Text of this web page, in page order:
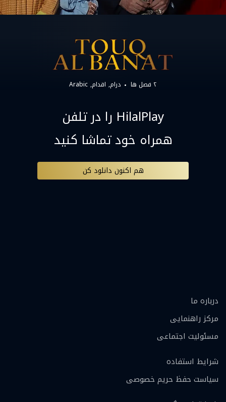
۲ فصل ها درام اقدام Arabic
HilalPlay را در تلفن
همراه خود تماشا کنید
هم اکنون دانلود کن
درباره ما
مرکز راهنمایی
مسئولیت اجتماعی
شرایط استفاده
سیاست حفظ حریم خصوصی